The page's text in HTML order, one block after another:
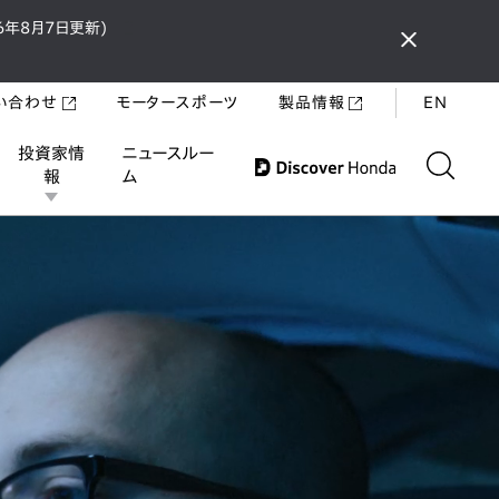
年8月7日更新)
投資家情
報
ニュースルー
ム
合わせ モータースポーツ 製品情報 EN